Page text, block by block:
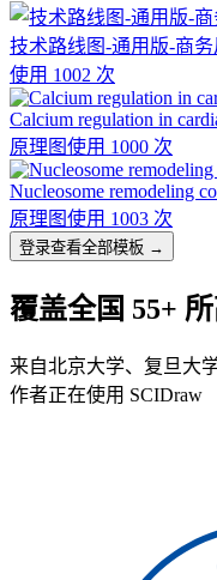
技术路线图-通用版-商
使用 1002 次
Calcium regulation in
原理图使用 1000 次
Nucleosome remodeling
原理图使用 1003 次
登录查看全部模板 →
覆盖全国 55+
来自北京大学、复旦大
作者正在使用 SCIDraw